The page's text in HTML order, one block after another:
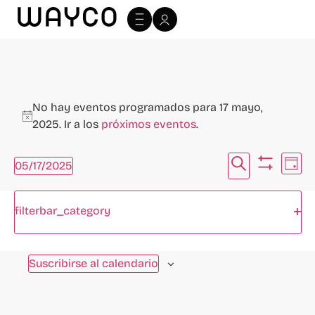
Aviso
No hay eventos programados para 17 mayo,
2025. Ir a los próximos eventos.
de
Buscar
Ocultar
de
de
Día
Filtros
cualquiera
de
entradas
filterbar_category
05/17/2025
Selecciona
la
Día anterior
Siguiente día
Suscribirse al calendario